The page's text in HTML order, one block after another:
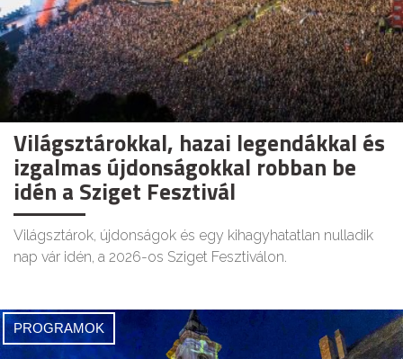
Világsztárokkal, hazai legendákkal és
izgalmas újdonságokkal robban be
idén a Sziget Fesztivál
Világsztárok, újdonságok és egy kihagyhatatlan nulladik
nap vár idén, a 2026-os Sziget Fesztiválon.
PROGRAMOK